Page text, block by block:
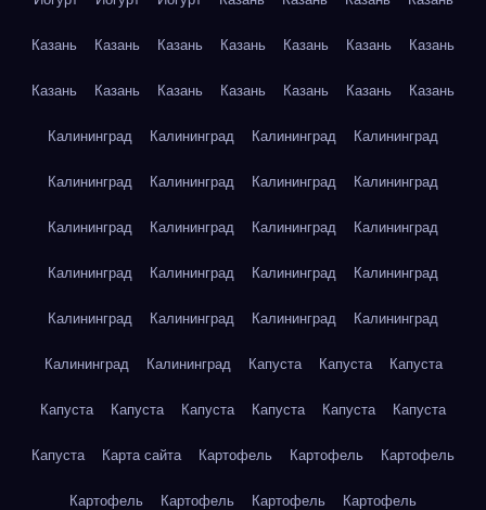
Казань Казань Казань Казань Казань Казань Казань
Казань Казань Казань Казань Казань Казань Казань
Калининград Калининград Калининград Калининград
Калининград Калининград Калининград Калининград
Калининград Калининград Калининград Калининград
Калининград Калининград Калининград Калининград
Калининград Калининград Калининград Калининград
Калининград Калининград Капуста Капуста Капуста
Капуста Капуста Капуста Капуста Капуста Капуста
Капуста Карта сайта Картофель Картофель Картофель
Картофель Картофель Картофель Картофель